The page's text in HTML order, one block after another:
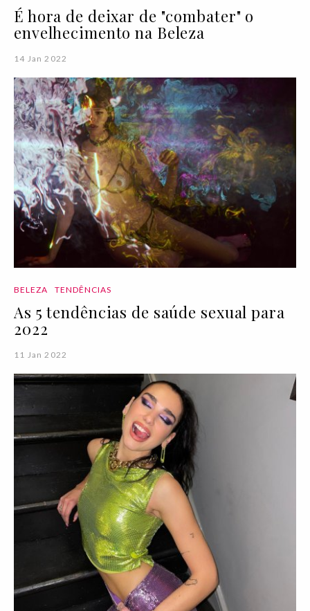
É hora de deixar de "combater" o
envelhecimento na Beleza
14 Jan 2022
BELEZA TENDÊNCIAS
As 5 tendências de saúde sexual para
2022
11 Jan 2022